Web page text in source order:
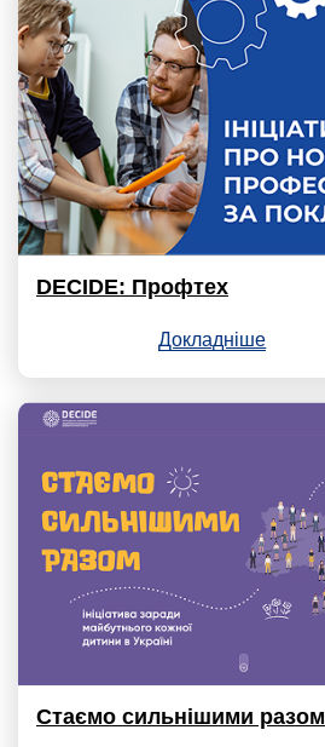
DECIDE: Профтех
Докладніше
Стаємо сильнішими разом